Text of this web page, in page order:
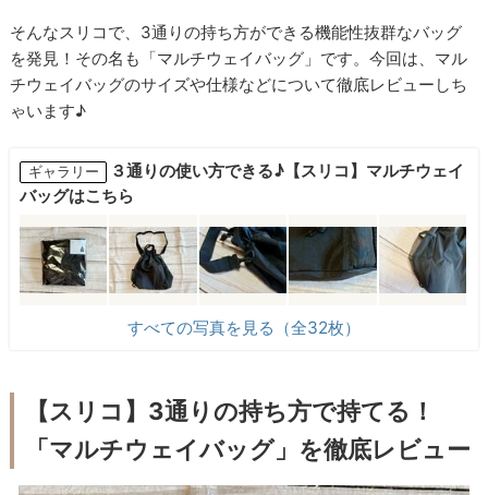
そんなスリコで、3通りの持ち方ができる機能性抜群なバッグ
を発見！その名も「マルチウェイバッグ」です。今回は、マル
チウェイバッグのサイズや仕様などについて徹底レビューしち
ゃいます♪
ギャラリー
３通りの使い方できる♪【スリコ】マルチウェイ
バッグはこちら
すべての写真を見る（全32枚）
【スリコ】3通りの持ち方で持てる！
「マルチウェイバッグ」を徹底レビュー